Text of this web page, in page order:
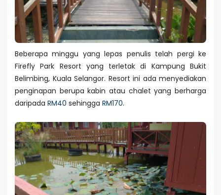
Beberapa minggu yang lepas penulis telah pergi ke
Firefly Park Resort yang terletak di Kampung Bukit
Belimbing, Kuala Selangor. Resort ini ada menyediakan
penginapan berupa kabin atau chalet yang berharga
daripada RM40 sehingga RM170.